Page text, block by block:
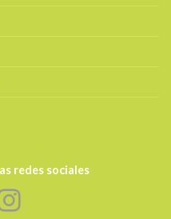
redes sociales